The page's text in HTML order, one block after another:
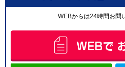
・ 電話の通話内容録音は、当社サービス
・ 当社配信のメールマガジンを希望され
・ 上記に付随する業務に使用するため
（４）個人情報の第三者提供について
取得した個人情報は法令等による場合を
ません。
WEBからは24時間お問